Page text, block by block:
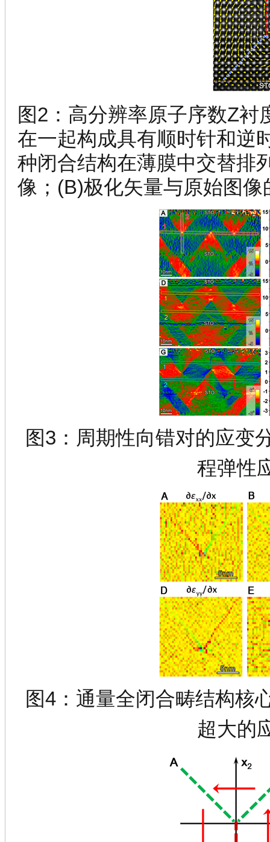
图2：高分辨率原子序数Z
在一起构成具有顺时针和逆
种闭合结构在薄膜中交替排
像；(B)极化矢量与原始图
图3：周期性向错对的应变
程弹性
图4：通量全闭合畴结构核
超大的